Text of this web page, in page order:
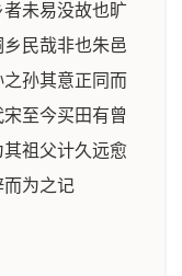
未易没故也旷
民哉非也朱邑
孙其意正同而
至今买田有曾
其祖父计久远愈
而为之记